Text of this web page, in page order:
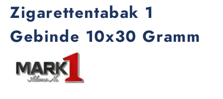
Zigarettentabak 1
Gebinde 10x30 Gramm